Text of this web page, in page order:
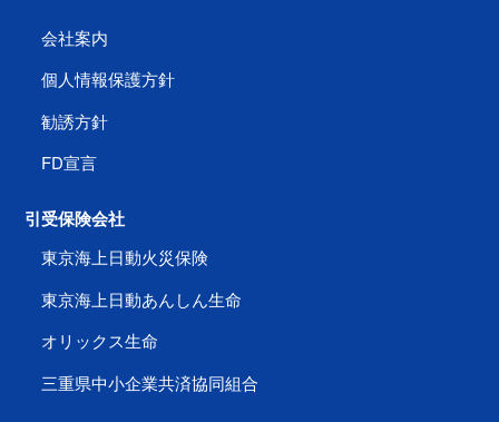
会社案内
個人情報保護方針
勧誘方針
FD宣言
引受保険会社
東京海上日動火災保険
東京海上日動あんしん生命
オリックス生命
三重県中小企業共済協同組合